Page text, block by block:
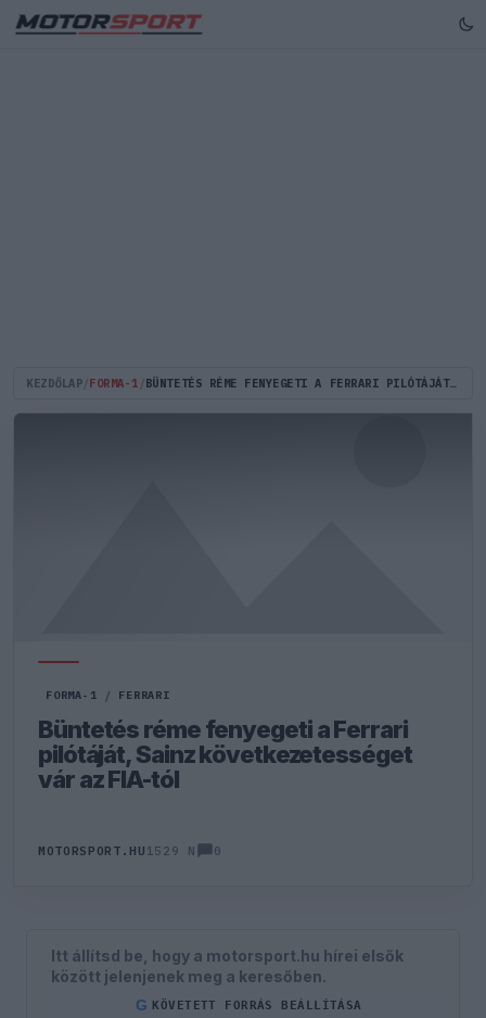
KEZDŐLAP FORMA-1 BÜNTETÉS RÉME FENYEGETI A FERRARI PILÓTÁJÁT, SAINZ KÖVETKEZETESSÉGET VÁR AZ FIA-TÓL
FORMA-1 / FERRARI
Büntetés réme fenyegeti a Ferrari
pilótáját, Sainz következetességet
vár az FIA-tól
MOTORSPORT.HU 1529 N 0
Itt állítsd be, hogy a motorsport.hu hírei elsők
között jelenjenek meg a keresőben.
G KÖVETETT FORRÁS BEÁLLÍTÁSA